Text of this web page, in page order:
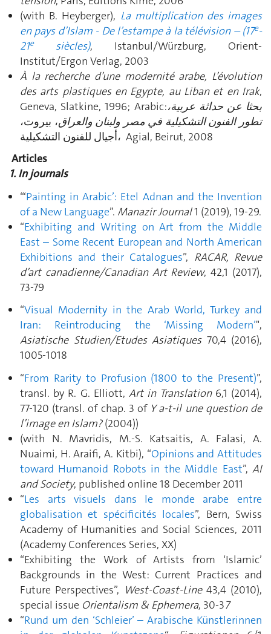
(with B. Heyberger), La multiplication des images
en pays d’Islam - De l’estampe à la télévision – (17e-
21esiècles), Istanbul/Würzburg, Orient-
Institut/Ergon Verlag, 2003
À la recherche d’une modernité arabe, L’évolution
des arts plastiques en Egypte, au Liban et en Irak,
Geneva, Slatkine, 1996; Arabic:بحثا عن حداثة عربية،
تطور الفنون التشكيلية في مصر ولبنان والعراق، بيروت،
أجيال للفنون التشكيلية، Agial, Beirut, 2008
Articles
1. In journals
“‘Painting in Arabic’: Etel Adnan and the Invention
of a New Language”. Manazir Journal1 (2019), 19-29.
“Exhibiting and Writing on Art from the Middle
East – Some Recent European and North American
Exhibitions and their Catalogues”, RACAR, Revue
d’art canadienne/Canadian Art Review, 42,1 (2017),
73-79
“Visual Modernity in the Arab World, Turkey and
Iran: Reintroducing the ‘Missing Modern’",
Asiatische Studien/Etudes Asiatiques70,4 (2016),
1005-1018
“From Rarity to Profusion (1800 to the Present)”,
transl. by R. G. Elliott,Art in Translation6,1 (2014),
77-120 (transl. of chap. 3 of Y a-t-il une question de
l’image en Islam?(2004))
(with N. Mavridis, M.-S. Katsaitis, A. Falasi, A.
Nuaimi, H. Araifi, A. Kitbi), “Opinions and Attitudes
toward Humanoid Robots in the Middle East”,AI
and Society, published online 18 December 2011
“Les arts visuels dans le monde arabe entre
globalisation et spécificités locales”, Bern, Swiss
Academy of Humanities and Social Sciences, 2011
(Academy Conferences Series, XX)
“Exhibiting the Work of Artists from ‘Islamic’
Backgrounds in the West: Current Practices and
Future Perspectives”, West-Coast-Line 43,4 (2010),
special issue Orientalism & Ephemera, 30-37
“Rund um den ‘Schleier’ – Arabische Künstlerinnen